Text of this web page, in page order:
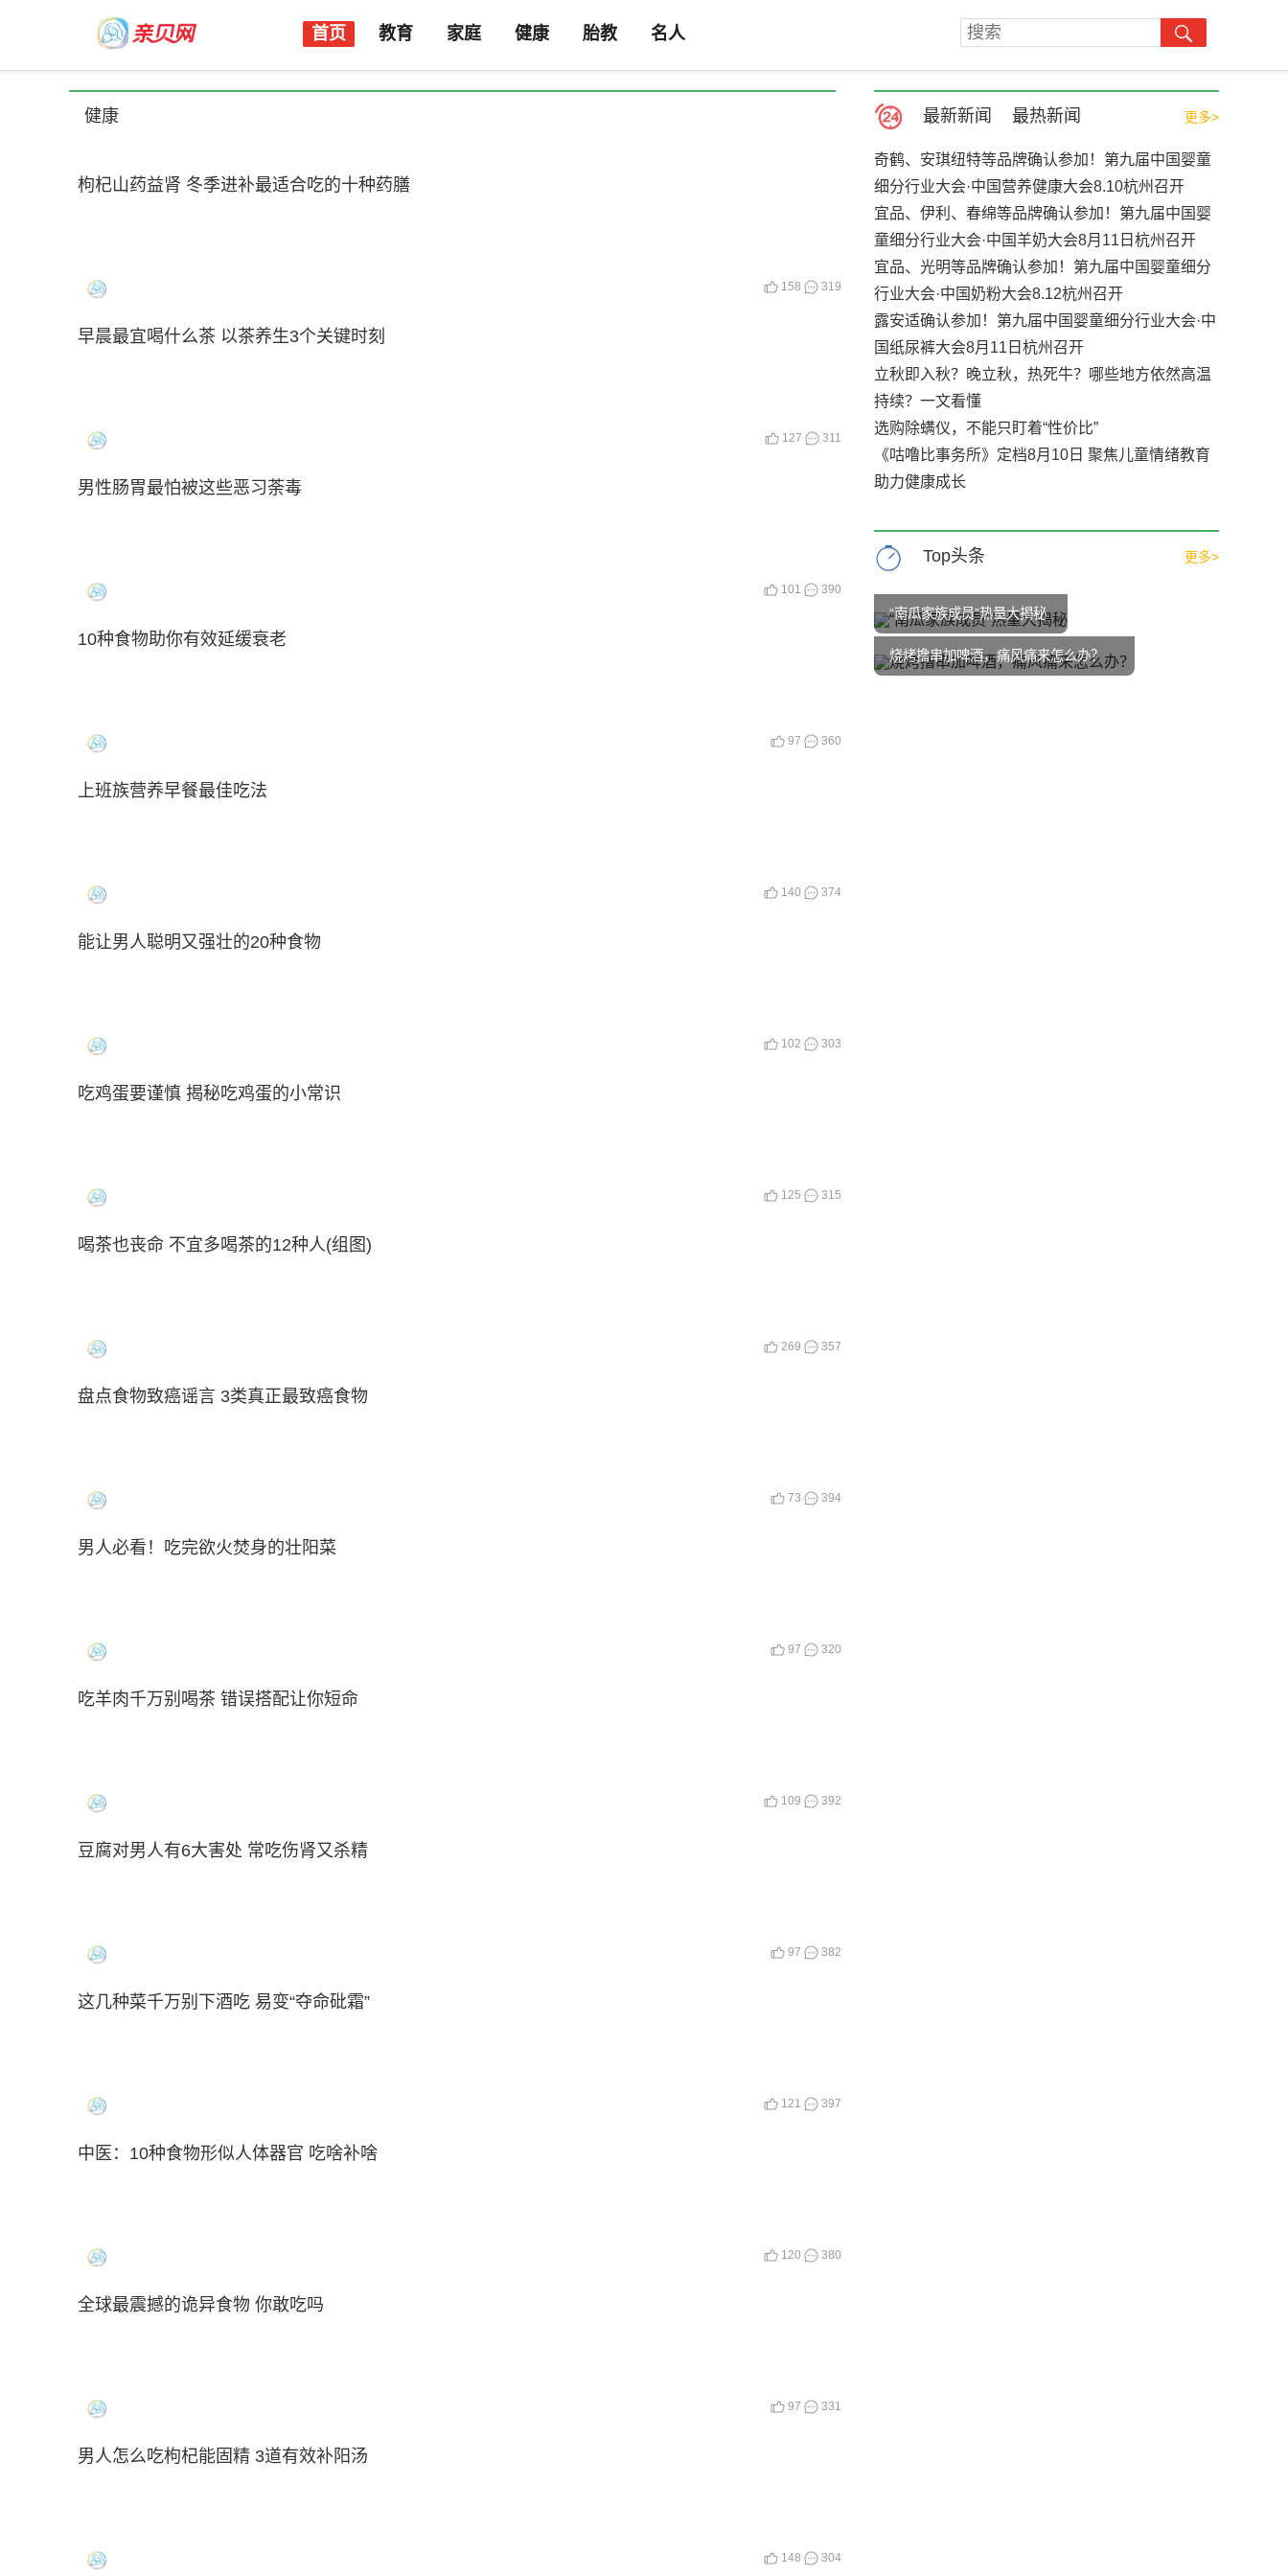
首页 教育 家庭 健康 胎教 名人
健康
枸杞山药益肾 冬季进补最适合吃的十种药膳
158 319
早晨最宜喝什么茶 以茶养生3个关键时刻
127 311
男性肠胃最怕被这些恶习荼毒
101 390
10种食物助你有效延缓衰老
97 360
上班族营养早餐最佳吃法
140 374
能让男人聪明又强壮的20种食物
102 303
吃鸡蛋要谨慎 揭秘吃鸡蛋的小常识
125 315
喝茶也丧命 不宜多喝茶的12种人(组图)
269 357
盘点食物致癌谣言 3类真正最致癌食物
73 394
男人必看！吃完欲火焚身的壮阳菜
97 320
吃羊肉千万别喝茶 错误搭配让你短命
109 392
豆腐对男人有6大害处 常吃伤肾又杀精
97 382
这几种菜千万别下酒吃 易变“夺命砒霜”
121 397
中医：10种食物形似人体器官 吃啥补啥
120 380
全球最震撼的诡异食物 你敢吃吗
97 331
男人怎么吃枸杞能固精 3道有效补阳汤
148 304
最新新闻 最热新闻 更多>
奇鹤、安琪纽特等品牌确认参加！第九届中国婴童
细分行业大会·中国营养健康大会8.10杭州召开
宜品、伊利、春绵等品牌确认参加！第九届中国婴
童细分行业大会·中国羊奶大会8月11日杭州召开
宜品、光明等品牌确认参加！第九届中国婴童细分
行业大会·中国奶粉大会8.12杭州召开
露安适确认参加！第九届中国婴童细分行业大会·中
国纸尿裤大会8月11日杭州召开
立秋即入秋？晚立秋，热死牛？哪些地方依然高温
持续？一文看懂
选购除螨仪，不能只盯着“性价比”
《咕噜比事务所》定档8月10日 聚焦儿童情绪教育
助力健康成长
Top头条 更多>
“南瓜家族成员”热量大揭秘
烧烤撸串加啤酒，痛风痛来怎么办？